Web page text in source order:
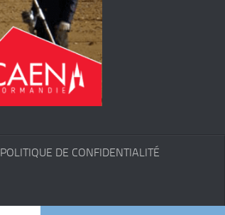
POLITIQUE DE CONFIDENTIALITÉ